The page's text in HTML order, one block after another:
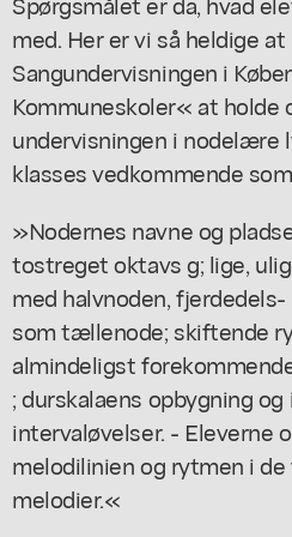
med. Her er vi så heldige
Sangundervisningen i
Kommuneskoler« at holde
undervisningen i nodelære
klasses vedkommende
»Nodernes navne og
tostreget oktavs g; lige,
med halvnoden,
som tællenode; skiftende
almindeligst
; durskalaens opbygning
intervaløvelser. - Eleverne
melodilinien og rytmen i
melodier.«